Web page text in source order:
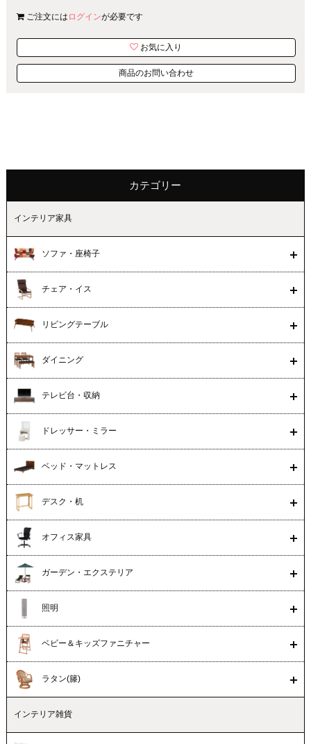
ご注文には ログインが必要です
お気に入り
商品のお問い合わせ
カテゴリー
インテリア家具
ソファ・座椅子
チェア・イス
リビングテーブル
ダイニング
テレビ台・収納
ドレッサー・ミラー
ベッド・マットレス
デスク・机
オフィス家具
ガーデン・エクステリア
照明
ベビー＆キッズファニチャー
ラタン(籐)
インテリア雑貨